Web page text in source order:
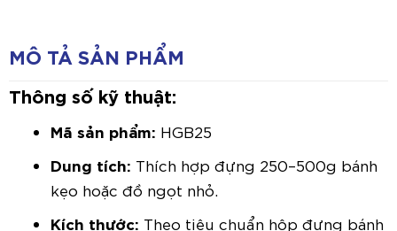
MÔ TẢ SẢN PHẨM
Thông số kỹ thuật:
Mã sản phẩm: HGB25
Dung tích: Thích hợp đựng 250–500g bánh
kẹo hoặc đồ ngọt nhỏ.
Kích thước: Theo tiêu chuẩn hộp đựng bánh